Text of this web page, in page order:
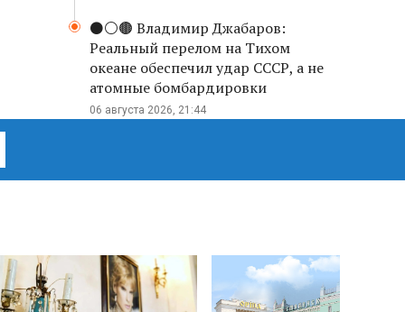
⚫️⚪️🟤 Владимир Джабаров:
Реальный перелом на Тихом
океане обеспечил удар СССР, а не
атомные бомбардировки
06 августа 2026, 21:44